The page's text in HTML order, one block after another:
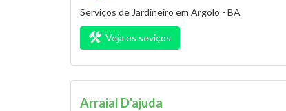
Serviços de Jardineiro em Argolo - BA
Veja os seviços
Arraial D'ajuda